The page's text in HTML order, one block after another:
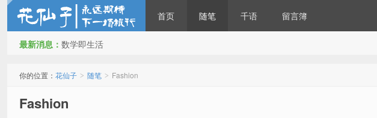
首页 随笔 千语 留言簿
最新消息： 数学即生活
你的位置： 花仙子 > 随笔 > Fashion
Fashion